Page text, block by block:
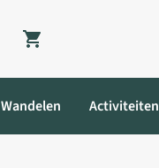
Shopping cart
Wandelen Activiteiten